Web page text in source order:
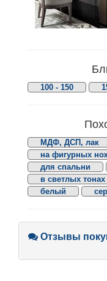
100 - 150
МДФ, ДСП, лак
на фигурных
для спальни
в светлых тонах
белый
Отзывы